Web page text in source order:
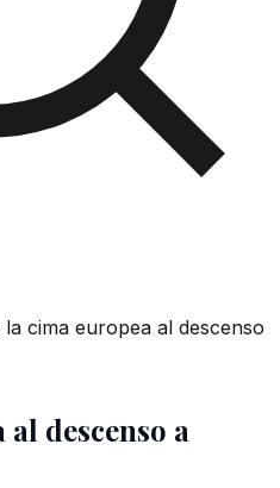
la cima europea al descenso
descenso a